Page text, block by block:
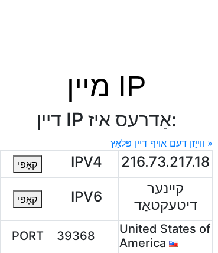
מיין IP
דיין IP אַדרעס איז:
ווייַזן דעם אויף דיין פּלאַץ »
קאָפּי
IPV4 216.73.217.18
קאָפּי IPV6
קיינער
דיטעקטאַד
PORT 39368
United States of
America